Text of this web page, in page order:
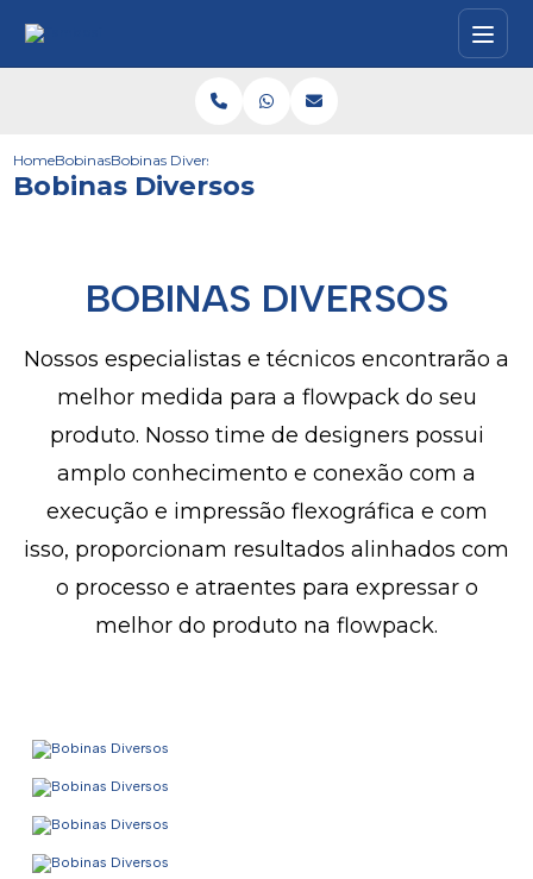
HomeBobinasBobinas Diversos
Bobinas Diversos
BOBINAS DIVERSOS
Nossos especialistas e técnicos encontrarão a
melhor medida para a flowpack do seu
produto. Nosso time de designers possui
amplo conhecimento e conexão com a
execução e impressão flexográfica e com
isso, proporcionam resultados alinhados com
o processo e atraentes para expressar o
melhor do produto na flowpack.